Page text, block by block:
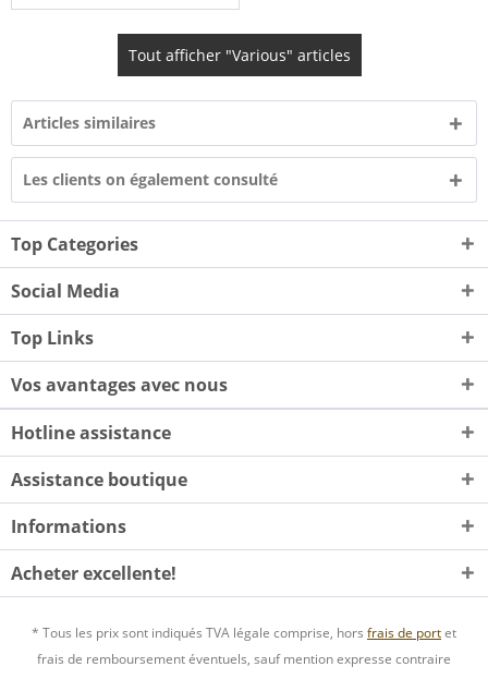
Tout afficher "Various" articles
Articles similaires
Les clients on également consulté
Top Categories
Social Media
Top Links
Vos avantages avec nous
Hotline assistance
Assistance boutique
Informations
Acheter excellente!
* Tous les prix sont indiqués TVA légale comprise, hors frais de portet
frais de remboursement éventuels, sauf mention expresse contraire